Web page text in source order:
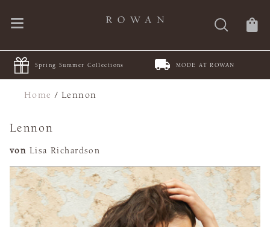
Spring Summer Collections MODE AT ROWAN
Home /Lennon
Lennon
von Lisa Richardson